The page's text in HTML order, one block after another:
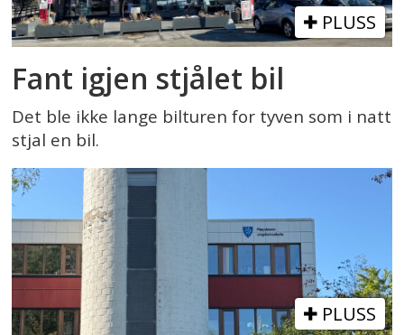
PLUSS
Fant igjen stjålet bil
Det ble ikke lange bilturen for tyven som i natt
stjal en bil.
PLUSS